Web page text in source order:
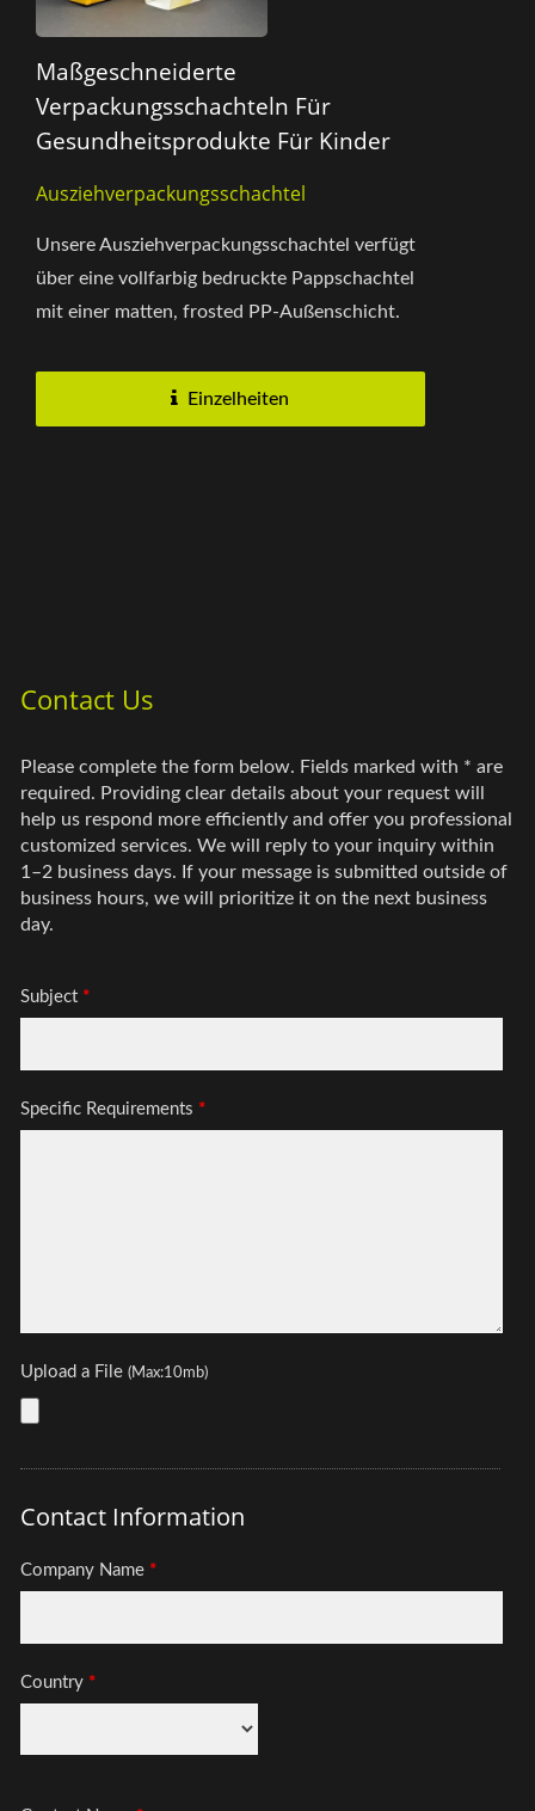
Maßgeschneiderte
Verpackungsschachteln Für
Gesundheitsprodukte Für Kinder
Ausziehverpackungsschachtel
Unsere Ausziehverpackungsschachtel verfügt
über eine vollfarbig bedruckte Pappschachtel
mit einer matten, frosted PP-Außenschicht.
Einzelheiten